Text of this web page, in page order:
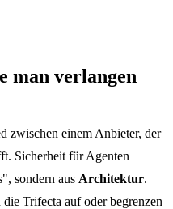
man verlangen
zwischen einem Anbieter, der
Sicherheit für Agenten
sondern aus Architektur.
Trifecta auf oder begrenzen